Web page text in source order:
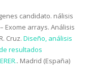
candidato. nálisis
Exome arrays. Análisis
Cruz. Diseño, análisis
resultados
. Madrid (España)